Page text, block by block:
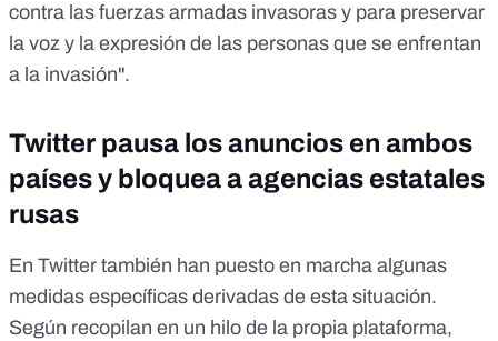
contra las fuerzas armadas invasoras y para preservar
la voz y la expresión de las personas que se enfrentan
a la invasión".
Twitter pausa los anuncios en ambos
países y bloquea a agencias estatales
rusas
En Twitter también han puesto en marcha algunas
medidas específicas derivadas de esta situación.
Según recopilan en un hilo de la propia plataforma,